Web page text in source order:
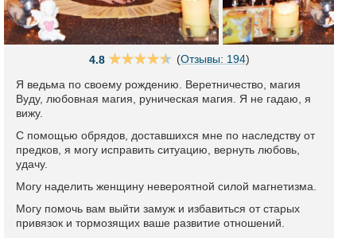
4.8 (Отзывы: 194)
Я ведьма по своему рождению. Веретничество, магия
Вуду, любовная магия, руническая магия. Я не гадаю, я
вижу.
С помощью обрядов, доставшихся мне по наследству от
предков, я могу исправить ситуацию, вернуть любовь,
удачу.
Могу наделить женщину невероятной силой магнетизма.
Могу помочь вам выйти замуж и избавиться от старых
привязок и тормозящих ваше развитие отношений.